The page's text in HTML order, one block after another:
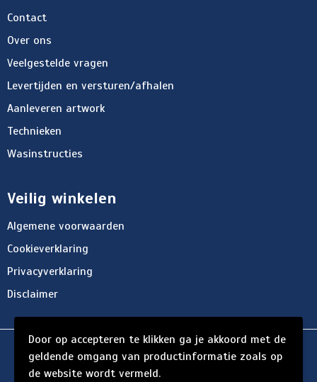
Contact
Over ons
Veelgestelde vragen
Levertijden en versturen/afhalen
Aanleveren artwork
Technieken
Wasinstructies
Veilig winkelen
Algemene voorwaarden
Cookieverklaring
Privacyverklaring
Disclaimer
© Copyright d'Hersigny 2024
Door op accepteren te klikken ga je akkoord met de
geldende omgang van productinformatie zoals op
de website wordt vermeld.